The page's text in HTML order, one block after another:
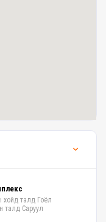
хойд талд Гоёл
талд Саруул